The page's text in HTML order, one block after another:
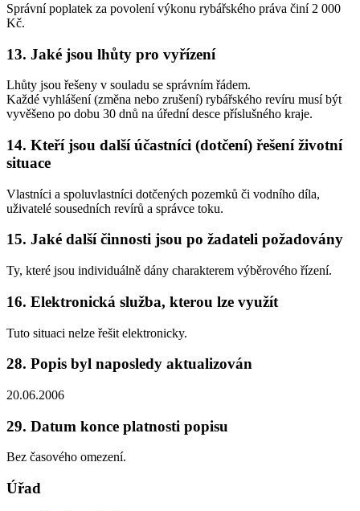
Správní poplatek za povolení výkonu rybářského práva činí 2 000
Kč.
13. Jaké jsou lhůty pro vyřízení
Lhůty jsou řešeny v souladu se správním řádem.
Každé vyhlášení (změna nebo zrušení) rybářského revíru musí být
vyvěšeno po dobu 30 dnů na úřední desce příslušného kraje.
14. Kteří jsou další účastníci (dotčení) řešení životní
situace
Vlastníci a spoluvlastníci dotčených pozemků či vodního díla,
uživatelé sousedních revírů a správce toku.
15. Jaké další činnosti jsou po žadateli požadovány
Ty, které jsou individuálně dány charakterem výběrového řízení.
16. Elektronická služba, kterou lze využít
Tuto situaci nelze řešit elektronicky.
28. Popis byl naposledy aktualizován
20.06.2006
29. Datum konce platnosti popisu
Bez časového omezení.
Úřad